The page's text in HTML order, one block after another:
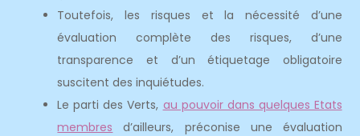
Toutefois, les risques et la nécessité d’une
évaluation complète des risques, d’une
transparence et d’un étiquetage obligatoire
suscitent des inquiétudes.
Le parti des Verts, au pouvoir dans quelques Etats
membres d’ailleurs, préconise une évaluation